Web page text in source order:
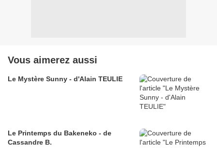
Vous aimerez aussi
Le Mystère Sunny - d'Alain TEULIE
Le Printemps du Bakeneko - de
Cassandre B.